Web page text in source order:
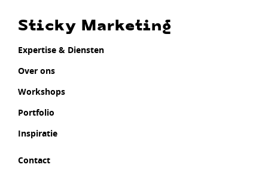
Sticky Marketing
Expertise & Diensten
Over ons
Workshops
Portfolio
Inspiratie
Contact